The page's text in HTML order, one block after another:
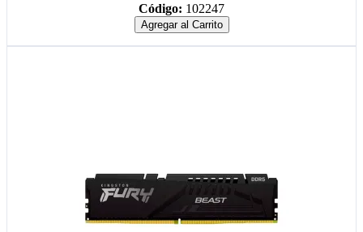
Código: 102247
Agregar al Carrito